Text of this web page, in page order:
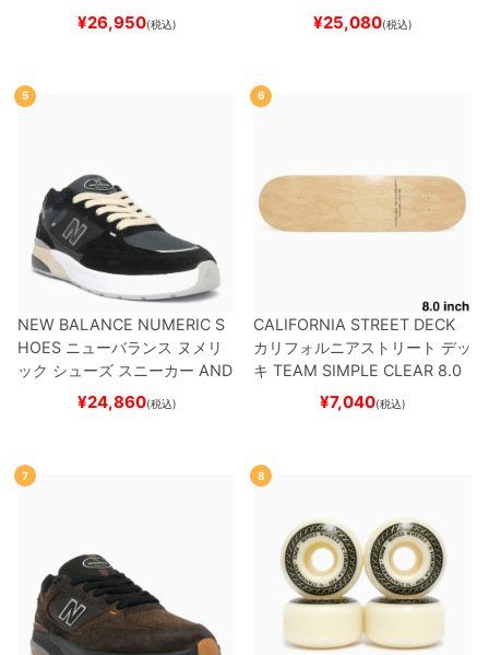
¥26,950(税込)
ード スケボー
¥25,080(税込)
5
NEW BALANCE NUMERIC S
HOES ニューバランス ヌメリ
ック シューズ スニーカー AND
REW REYNOLDS 933
BLACK/NAVY
スケートボ
¥24,860(税込)
6
CALIFORNIA STREET DECK
カリフォルニアストリート デッ
キ TEAM SIMPLE CLEAR 8.0
ブランク（DSM）
ード スケボー
¥7,040(税込)
7 8